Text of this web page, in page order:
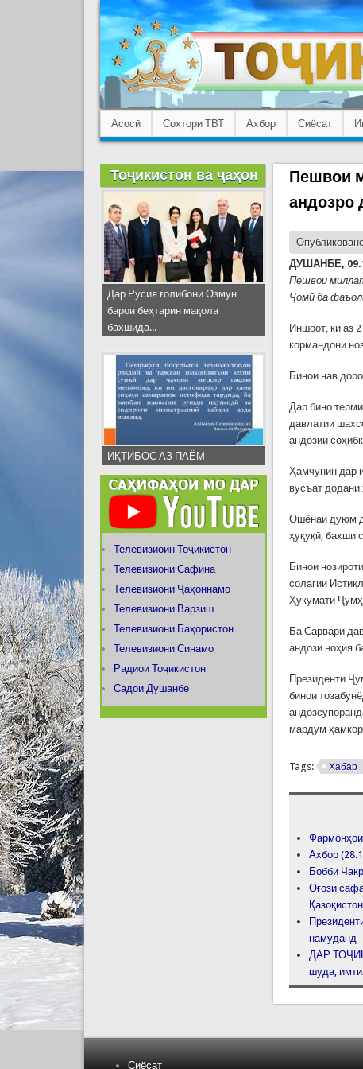
Асосӣ Сохтори ТВТ Ахбор Сиёсат
Пешвои
андозро
ДУШАНБЕ,
Пешвои
Ҷомӣ ба
Иншоот, ки аз
кормандони
Бинои нав
Дар бино
давлатии
андозии
Ҳамчунин дар
вусъат додани
Ошёнаи дуюм
ҳуқуқӣ, бахши
Бинои
солагии
Ҳукумати
Ба Сарвари
андози ноҳия
Президенти
бинои
мардум
Tags: Хабар
Ахбор
Бобби
Оғози
Қазоқистон
намуданд
ДАР
шуда,
Тоҷикистон ва ҷаҳон
Дар Русия ғолибони Озмун
барои беҳтарин мақола
бахшида...
ИҚТИБОС АЗ ПАЁМ
Телевизиоин Тоҷикистон
Телевизиони Сафина
Телевизиони Ҷаҳоннамо
Телевизиони Варзиш
Телевизиони Баҳористон
Телевизиони Синамо
Радиои Тоҷикистон
Садои Душанбе
Сиёсат